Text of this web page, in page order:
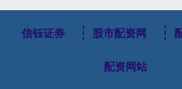
信钰证券 股市配资网
配资网站